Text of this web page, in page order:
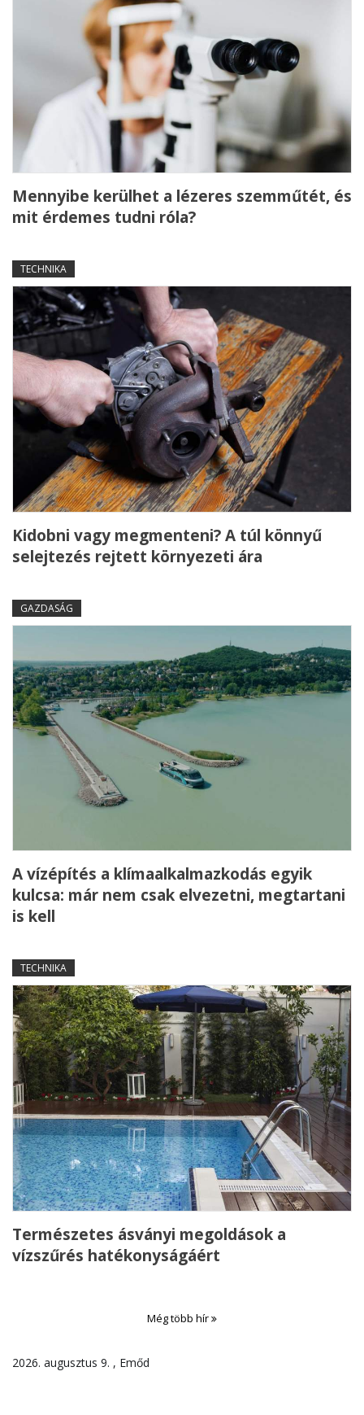
Mennyibe kerülhet a lézeres szemműtét, és
mit érdemes tudni róla?
TECHNIKA
Kidobni vagy megmenteni? A túl könnyű
selejtezés rejtett környezeti ára
GAZDASÁG
A vízépítés a klímaalkalmazkodás egyik
kulcsa: már nem csak elvezetni, megtartani
is kell
TECHNIKA
Természetes ásványi megoldások a
vízszűrés hatékonyságáért
Még több hír
2026. augusztus 9. , Emőd